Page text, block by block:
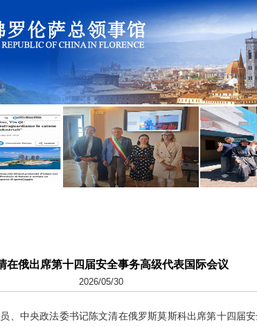
在俄出席第十四届安全事务高级代表国际会议
2026/05/30
、中央政法委书记陈文清在俄罗斯莫斯科出席第十四届